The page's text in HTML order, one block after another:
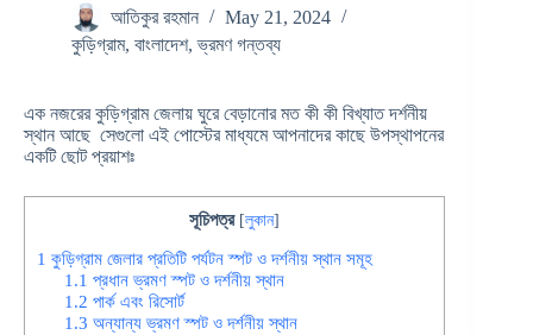
আতিকুর রহমান
May 21, 2024
কুড়িগ্রাম, বাংলাদেশ,ভ্রমণ গন্তব্য
এক নজরের কুড়িগ্রাম জেলায় ঘুরে বেড়ানোর মত কী কী বিখ্যাত দর্শনীয়
স্থান আছে সেগুলো এই পোস্টের মাধ্যমে আপনাদের কাছে উপস্থাপনের
একটি ছোট প্রয়াশঃ
সূচিপত্র [লুকান]
1 কুড়িগ্রাম জেলার প্রতিটি পর্যটন স্পট ও দর্শনীয় স্থান সমূহ
1.1 প্রধান ভ্রমণ স্পট ও দর্শনীয় স্থান
1.2 পার্ক এবং রিসোর্ট
1.3 অন্যান্য ভ্রমণ স্পট ও দর্শনীয় স্থান